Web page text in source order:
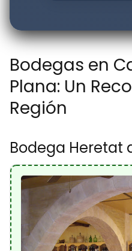
Bodegas en
Plana: Un
Región
Bodega Heretat